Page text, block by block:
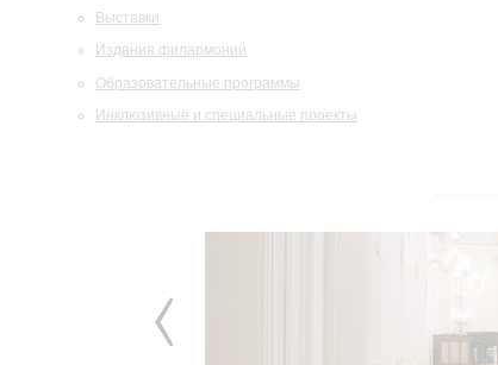
Выставки
Издания филармонии
Образовательные программы
Инклюзивные и специальные проекты